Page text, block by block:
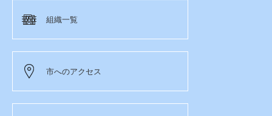
組織一覧
市へのアクセス